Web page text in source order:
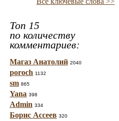
Топ 15
по количеству
комментариев:
Магаз Анатолий 2040
poroch 1132
sm 865
Yana 398
Admin 334
Борис Ассеев 320